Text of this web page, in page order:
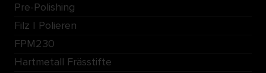
Pre-Polishing
Filz | Polieren
FPM230
Hartmetall Frässtifte